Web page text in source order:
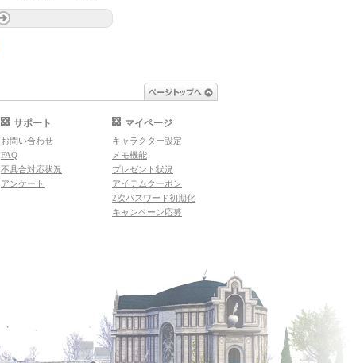
サポート
お問い合わせ
FAQ
不具合対応状況
アンケート
マイページ
キャラクター設定
メモ機能
プレゼント状況
アイテムクーポン
2次パスワード初期化
キャンペーン応募